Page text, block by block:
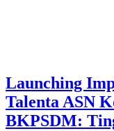
Launching
Talenta ASN
BKPSDM: